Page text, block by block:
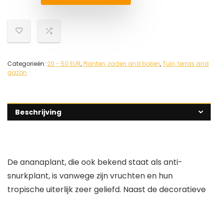
Categorieën: 20 - 50 EUR,Planten, zaden and bollen,Tuin, terras and
gazon
Beschrijving
De ananaplant, die ook bekend staat als anti-
snurkplant, is vanwege zijn vruchten en hun
tropische uiterlijk zeer geliefd. Naast de decoratieve